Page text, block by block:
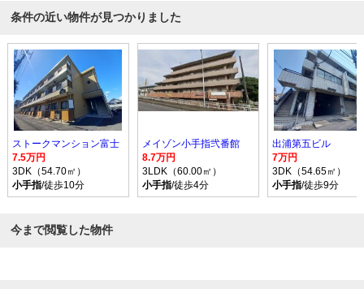
条件の近い物件が見つかりました
ストークマンション富士
7.5万円
3DK（54.70㎡）
小手指/徒歩10分
メイゾン小手指弐番館
8.7万円
3LDK（60.00㎡）
小手指/徒歩4分
出浦第五ビル
7万円
3DK（54.65㎡）
小手指/徒歩9分
今まで閲覧した物件